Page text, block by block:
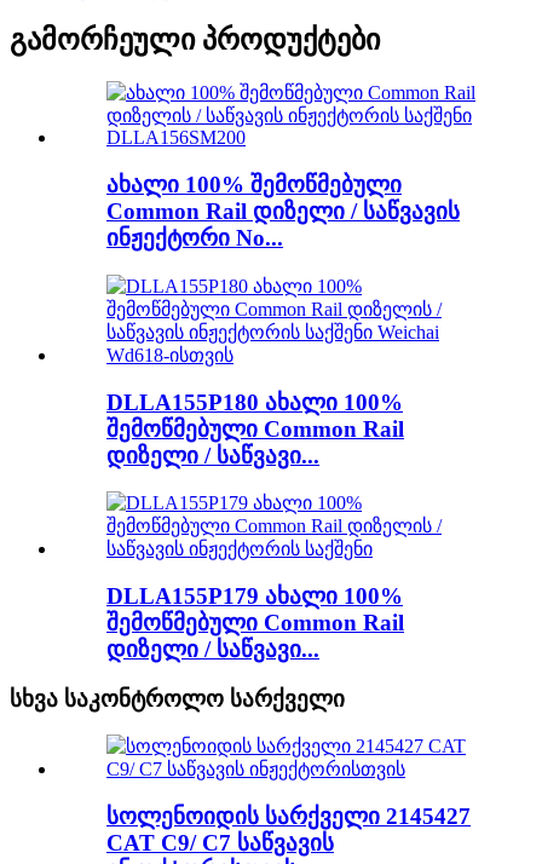
გამორჩეული პროდუქტები
ახალი 100% შემოწმებული
Common Rail დიზელი / საწვავის
ინჟექტორი No...
DLLA155P180 ახალი 100%
შემოწმებული Common Rail
დიზელი / საწვავი...
DLLA155P179 ახალი 100%
შემოწმებული Common Rail
დიზელი / საწვავი...
სხვა საკონტროლო სარქველი
სოლენოიდის სარქველი 2145427
CAT C9/ C7 საწვავის